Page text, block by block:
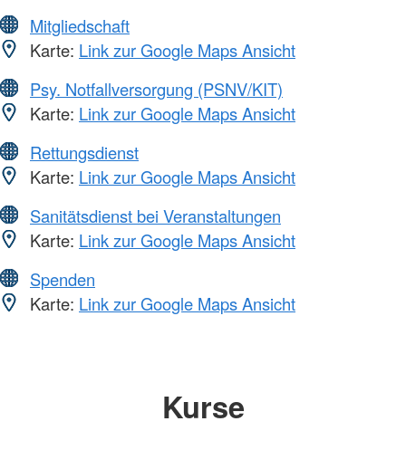
Mitgliedschaft
Karte: Link zur Google Maps Ansicht
Psy. Notfallversorgung (PSNV/KIT)
Karte: Link zur Google Maps Ansicht
Rettungsdienst
Karte: Link zur Google Maps Ansicht
Sanitätsdienst bei Veranstaltungen
Karte: Link zur Google Maps Ansicht
Spenden
Karte: Link zur Google Maps Ansicht
Kurse